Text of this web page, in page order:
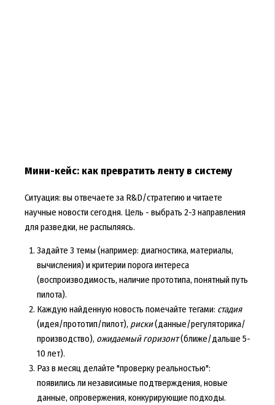
Мини-кейс: как превратить ленту в систему
Ситуация: вы отвечаете за R&D/стратегию и читаете
научные новости сегодня. Цель - выбрать 2-3 направления
для разведки, не распыляясь.
Задайте 3 темы (например: диагностика, материалы,
вычисления) и критерии порога интереса
(воспроизводимость, наличие прототипа, понятный путь
пилота).
Каждую найденную новость помечайте тегами: стадия
(идея/прототип/пилот), риски(данные/регуляторика/
производство), ожидаемый горизонт(ближе/дальше 5-
10 лет).
Раз в месяц делайте "проверку реальностью":
появились ли независимые подтверждения, новые
данные, опровержения, конкурирующие подходы.